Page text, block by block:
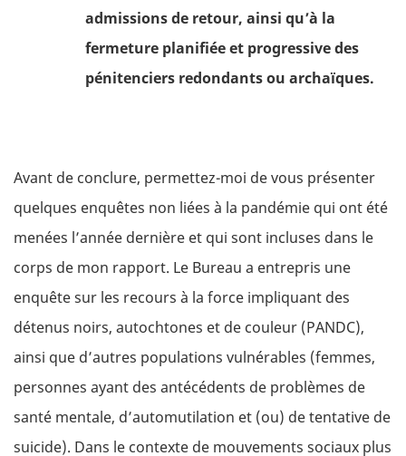
admissions de retour, ainsi qu’à la
fermeture planifiée et progressive des
pénitenciers redondants ou archaïques.
Avant de conclure, permettez-moi de vous présenter
quelques enquêtes non liées à la pandémie qui ont été
menées l’année dernière et qui sont incluses dans le
corps de mon rapport. Le Bureau a entrepris une
enquête sur les recours à la force impliquant des
détenus noirs, autochtones et de couleur (PANDC),
ainsi que d’autres populations vulnérables (femmes,
personnes ayant des antécédents de problèmes de
santé mentale, d’automutilation et (ou) de tentative de
suicide). Dans le contexte de mouvements sociaux plus